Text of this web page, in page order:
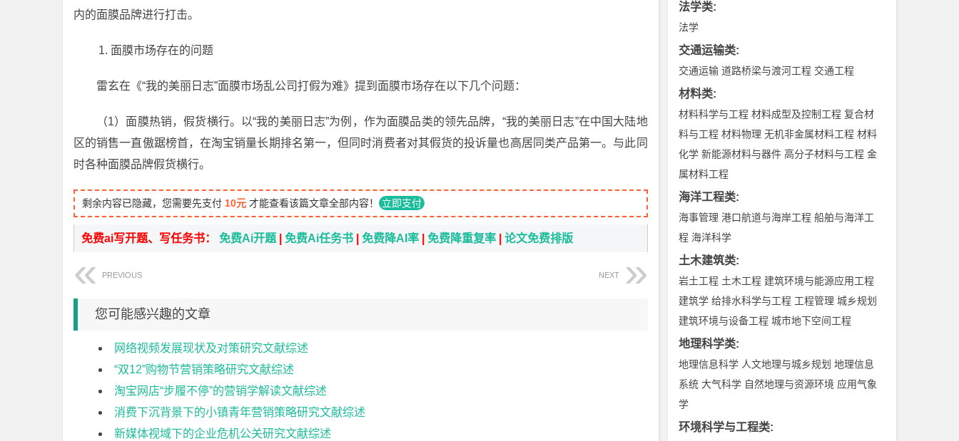
内的面膜品牌进行打击。
面膜市场存在的问题
雷玄在《“我的美丽日志”面膜市场乱公司打假为难》提到面膜市场存在以下几个问题：
（1）面膜热销，假货横行。以“我的美丽日志”为例，作为面膜品类的领先品牌，“我的美丽日志”在中国大陆地
区的销售一直傲踞榜首，在淘宝销量长期排名第一，但同时消费者对其假货的投诉量也高居同类产品第一。与此同
时各种面膜品牌假货横行。
剩余内容已隐藏，您需要先支付 10元 才能查看该篇文章全部内容！ 立即支付
免费ai写开题、写任务书： 免费Ai开题 免费Ai任务书 免费降AI率 免费降重复率 论文免费排版
PREVIOUS NEXT
您可能感兴趣的文章
网络视频发展现状及对策研究文献综述
“双12”购物节营销策略研究文献综述
淘宝网店“步履不停”的营销学解读文献综述
消费下沉背景下的小镇青年营销策略研究文献综述
新媒体视域下的企业危机公关研究文献综述
法学类:
法学
交通运输类:
交通运输 道路桥梁与渡河工程 交通工程
材料类:
材料科学与工程 材料成型及控制工程 复合材
料与工程 材料物理 无机非金属材料工程 材料
化学 新能源材料与器件 高分子材料与工程 金
属材料工程
海洋工程类:
海事管理 港口航道与海岸工程 船舶与海洋工
程 海洋科学
土木建筑类:
岩土工程 土木工程 建筑环境与能源应用工程
建筑学 给排水科学与工程 工程管理 城乡规划
建筑环境与设备工程 城市地下空间工程
地理科学类:
地理信息科学 人文地理与城乡规划 地理信息
系统 大气科学 自然地理与资源环境 应用气象
学
环境科学与工程类: